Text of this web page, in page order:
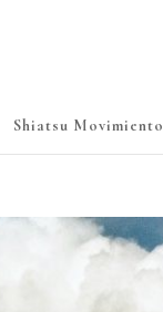
Shiatsu Movimiento